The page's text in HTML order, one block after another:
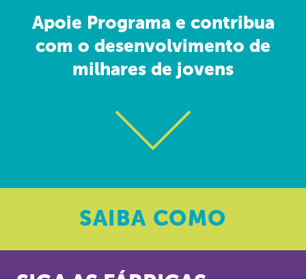
Apoie Programa e contribua
com o desenvolvimento de
milhares de jovens
SAIBA COMO